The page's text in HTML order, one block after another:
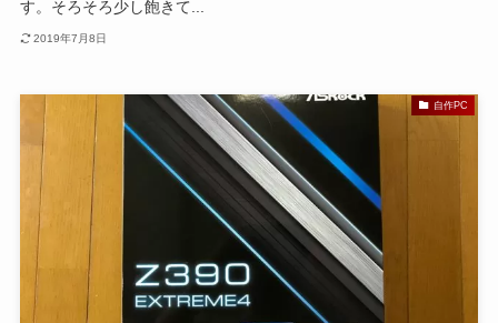
す。そろそろ少し飽きて...
2019年7月8日
自作PC